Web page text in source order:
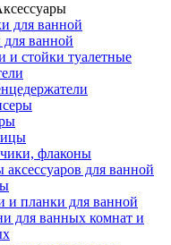
для ванной
ванной
и стойки туалетные
флаконы
для ванной
и планки для ванной
для ванных комнат и